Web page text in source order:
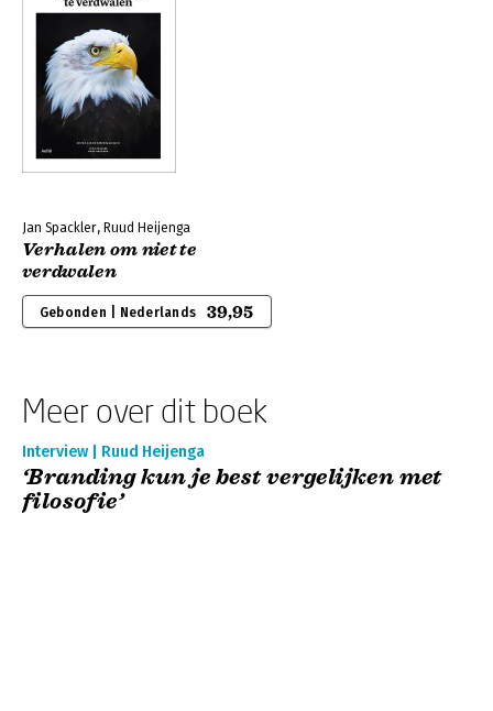
Jan Spackler, Ruud Heijenga
Verhalen om niet te
verdwalen
Gebonden | Nederlands 39,95
Meer over dit boek
Interview | Ruud Heijenga
‘Branding kun je best vergelijken met
filosofie’